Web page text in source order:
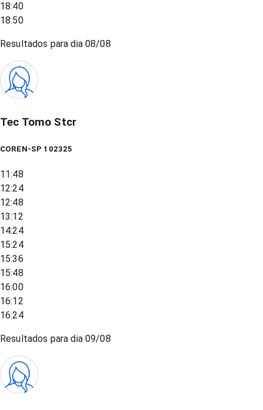
18:40
18:50
Resultados para dia08/08
Tec Tomo Stcr
COREN-SP 102325
11:48
12:24
12:48
13:12
14:24
15:24
15:36
15:48
16:00
16:12
16:24
Resultados para dia09/08